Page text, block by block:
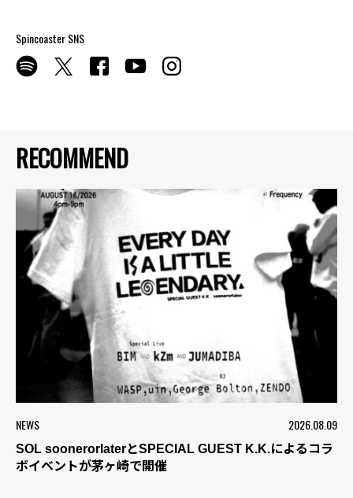
RECOMMEND
NEWS 2026.08.09
SOL soonerorlaterとSPECIAL GUEST K.K.によるコラ
ボイベントが茅ヶ崎で開催
Spincoaster SNS